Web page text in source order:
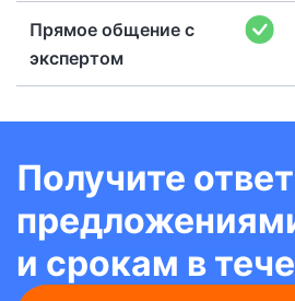
Прямое общение с
экспертом
Получите
и срокам в